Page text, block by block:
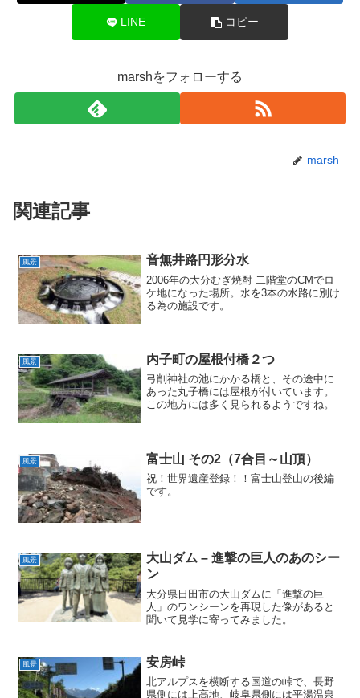
LINE コピー
marshをフォローする
marsh
関連記事
風景 音無井路円形分水
2006年の大分むぎ焼酎 二階堂のCMでロ
ケ地になった場所。水を3本の水路に別け
る為の施設です。
風景 内子町の屋根付橋２つ
弓削神社の池にかかる橋と、その途中に
あった丸子橋には屋根が付いています。
この地方には多く見られるようですね。
風景 富士山 その2（7合目～山頂）
祝！世界遺産登録！！富士山登山の後編
です。
風景
大山ダム – 進撃の巨人のあのシー
ン
大分県日田市の大山ダムに「進撃の巨
人」のワンシーンを再現した像があると
聞いて見学に寄ってみました。
風景 安房峠
北アルプスを横断する国道の峠で、長野
県側には上高地、岐阜県側には平湯温泉